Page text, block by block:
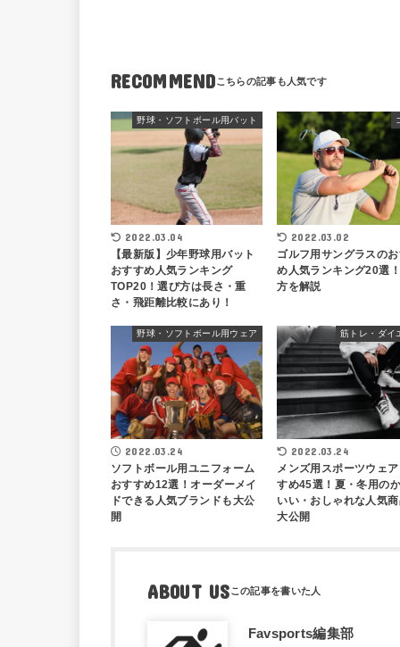
RECOMMEND
野球・ソフトボール用バット
2022.03.04
【最新版】少年野球用バット
おすすめ人気ランキング
TOP20！選び方は長さ・重
さ・飛距離比較にあり！
2022.03.02
ゴルフ用サングラスの
め人気ランキング20選
方を解説
野球・ソフトボール用ウェア
2022.03.24
ソフトボール用ユニフォーム
おすすめ12選！オーダーメイ
ドできる人気ブランドも大公
開
筋トレ・ダイ
2022.03.24
メンズ用スポーツウェ
すめ45選！夏・冬用の
いい・おしゃれな人気
大公開
ABOUT US
Favsports編集部